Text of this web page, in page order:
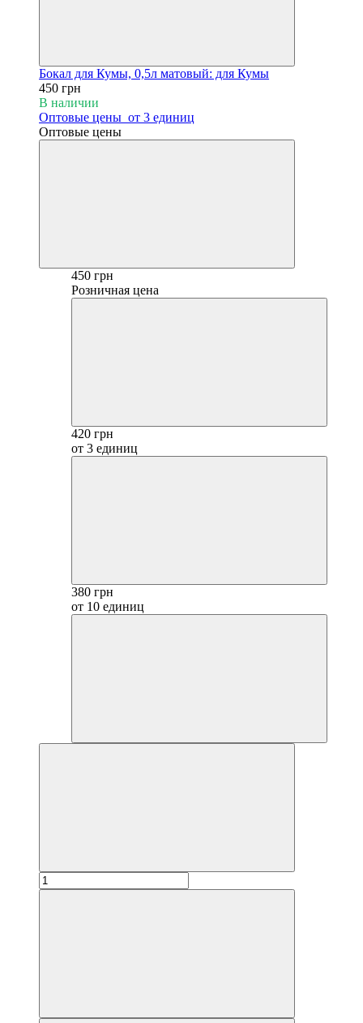
Бокал для Кумы, 0,5л матовый: для Кумы
450 грн
В наличии
Оптовые цены от 3 единиц
Оптовые цены
450 грн
Розничная цена
420 грн
от 3 единиц
380 грн
от 10 единиц